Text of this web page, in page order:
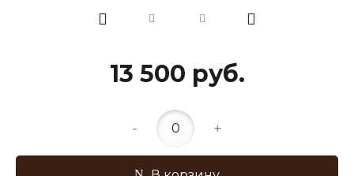
13 500 руб.
- +